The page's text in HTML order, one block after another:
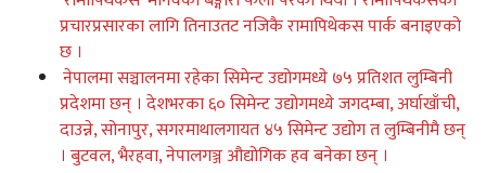
प्रचारप्रसारका लागि तिनाउतट नजिकै रामापिथेकस पार्क बनाइएको
छ ।
नेपालमा सञ्चालनमा रहेका सिमेन्ट उद्योगमध्ये ७५ प्रतिशत लुम्बिनी
प्रदेशमा छन् । देशभरका ६० सिमेन्ट उद्योगमध्ये जगदम्बा, अर्घाखाँची,
दाउन्ने, सोनापुर, सगरमाथालगायत ४५ सिमेन्ट उद्योग त लुम्बिनीमै छन्
। बुटवल, भैरहवा, नेपालगञ्ज औद्योगिक हव बनेका छन् ।